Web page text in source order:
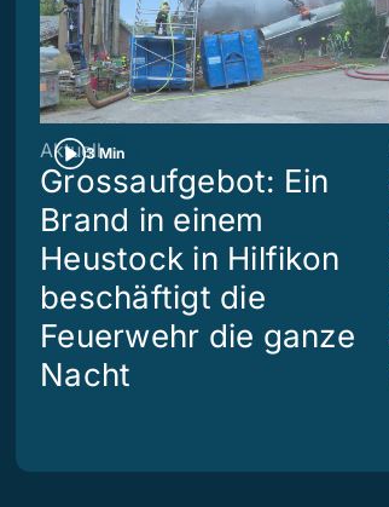
3 Min
Aktuell
Grossaufgebot: Ein
Brand in einem
Heustock in Hilfikon
beschäftigt die
Feuerwehr die ganze
Nacht